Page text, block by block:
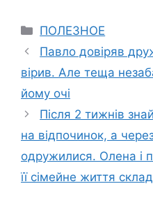
Categories
ПОЛЕЗНОЕ
Павло довіряв
вірив. Але теща
йому очі
Після 2 тижнів
на відпочинок, а
одружилися. Олена і
її сімейне життя